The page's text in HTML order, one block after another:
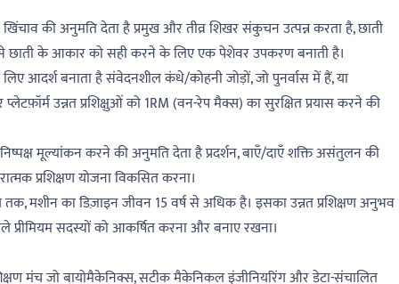
की अनुमति देता है प्रमुख और तीव्र शिखर संकुचन उत्पन्न करता है, छाती
छाती के आकार को सही करने के लिए एक पेशेवर उपकरण बनाती है।
आदर्श बनाता है संवेदनशील कंधे/कोहनी जोड़ों, जो पुनर्वास में हैं, या
उन्नत प्रशिक्षुओं को 1RM (वन-रेप मैक्स) का सुरक्षित प्रयास करने की
मूल्यांकन करने की अनुमति देता है प्रदर्शन, बाएँ/दाएँ शक्ति असंतुलन की
प्रशिक्षण योजना विकसित करना।
मशीन का डिज़ाइन जीवन 15 वर्ष से अधिक है। इसका उन्नत प्रशिक्षण अनुभव
प्रीमियम सदस्यों को आकर्षित करना और बनाए रखना।
मंच जो बायोमैकेनिक्स, सटीक मैकेनिकल इंजीनियरिंग और डेटा-संचालित